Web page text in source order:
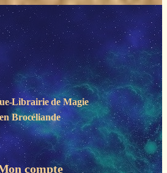
Librairie deMagie
en Brocéliande
compte